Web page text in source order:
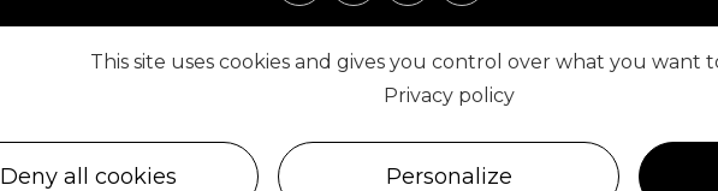
This site uses cookies and gives you control over what you want
Privacy policy
Personalize
Deny all cookies